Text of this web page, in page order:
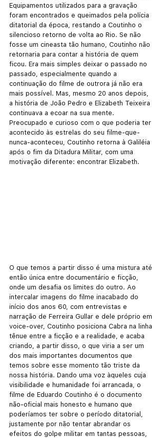
Equipamentos utilizados para a gravação
foram encontrados e queimados pela polícia
ditatorial da época, restando a Coutinho o
silencioso retorno de volta ao Rio. Se não
fosse um cineasta tão humano, Coutinho não
retornaria para contar a história de quem
ficou. Era mais simples deixar o passado no
passado, especialmente quando a
continuação do filme de outrora já não era
mais possível. Mas, mesmo 20 anos depois,
a história de João Pedro e Elizabeth Teixeira
continuava a ecoar na sua mente.
Preocupado e curioso com o que poderia ter
acontecido às estrelas do seu filme-que-
nunca-aconteceu, Coutinho retorna à Galiléia
após o fim da Ditadura Militar, com uma
motivação diferente: encontrar Elizabeth.
O que temos a partir disso é uma mistura até
então única entre documentário e ficção,
onde um desafia os limites do outro. Ao
intercalar imagens do filme inacabado do
início dos anos 60, com entrevistas e
narração de Ferreira Gullar e dele próprio em
voice-over, Coutinho posiciona Cabra na linha
tênue entre a ficção e a realidade, e acaba
criando, a partir disso, o que viria a ser um
dos mais importantes documentos que
temos sobre esse momento tão triste da
nossa história. Dando uma voz àqueles cuja
visibilidade e humanidade foi arrancada, o
filme de Eduardo Coutinho é o documento
não-oficial mais honesto e humano que
poderíamos ter sobre o período ditatorial,
justamente por não tentar abrandar os
efeitos do golpe militar em tantas pessoas,